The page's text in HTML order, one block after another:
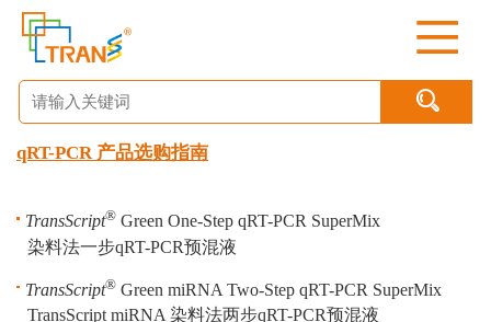

qRT-PCR 产品选购指南
TransScript® Green One-Step qRT-PCR SuperMix
染料法一步qRT-PCR预混液
TransScript® Green miRNA Two-Step qRT-PCR SuperMix
TransScript miRNA 染料法两步qRT-PCR预混液